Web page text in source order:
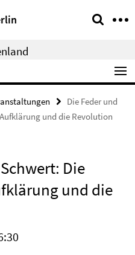
Die Feder und
und die Revolution
Die
und die